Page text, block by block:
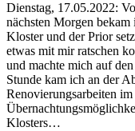
Dienstag, 17.05.2022:
nächsten Morgen
Kloster und der Prior
etwas mit mir ratschen
und machte mich auf
Stunde kam ich an der
Renovierungsarbeiten
Klosters…